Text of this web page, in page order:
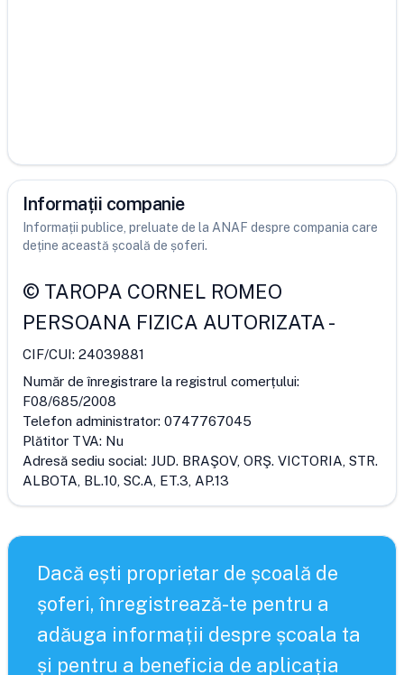
Informații companie
Informații publice, preluate de la ANAF despre compania care
deține această școală de șoferi.
© TAROPA CORNEL ROMEO
PERSOANA FIZICA AUTORIZATA-
CIF/CUI: 24039881
Număr de înregistrare la registrul comerțului:
F08/685/2008
Telefon administrator: 0747767045
Plătitor TVA: Nu
Adresă sediu social: JUD. BRAŞOV, ORŞ. VICTORIA, STR.
ALBOTA, BL.10, SC.A, ET.3, AP.13
Dacă ești proprietar de școală de
șoferi, înregistrează-te pentru a
adăuga informații despre școala ta
și pentru a beneficia de aplicația